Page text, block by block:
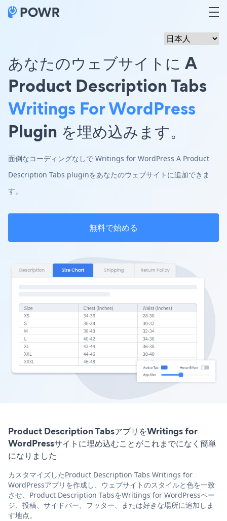
あなたのウェブサイトに A
Product Description Tabs
Writings For WordPress
Plugin を埋め込みます。
面倒なコーディングなしで Writings for WordPress A Product
Description Tabs pluginをあなたのウェブサイトに追加できま
す。
無料で始める
Product Description TabsアプリをWritings for
WordPressサイトに埋め込むことがこれまでになく簡単
になりました
カスタマイズしたProduct Description Tabs Writings for
WordPressアプリを作成し、ウェブサイトのスタイルと色を一致
させ、Product Description TabsをWritings for WordPressペー
ジ、投稿、サイドバー、フッター、または好きな場所に追加しま
す地点。